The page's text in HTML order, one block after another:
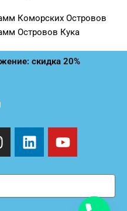
Коморских Островов
Островов Кука
скидка 20%
L
i
k
e
Y
o
t
u